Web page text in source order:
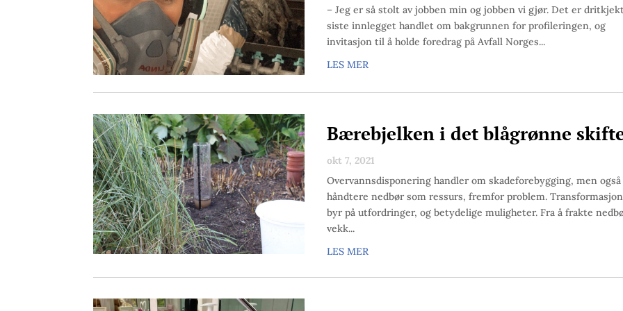
– Jeg er så stolt av jobben min og jobben vi gjør. Det er
siste innlegget handlet om bakgrunnen for profileringen, og
invitasjon til å holde foredrag på Avfall Norges...
LES MER
Bærebjelken i det blågrønne
okt 7, 2021
Overvannsdisponering handler om skadeforebygging, men også
håndtere nedbør som ressurs, fremfor problem.
byr på utfordringer, og betydelige muligheter. Fra å frakte
vekk...
LES MER